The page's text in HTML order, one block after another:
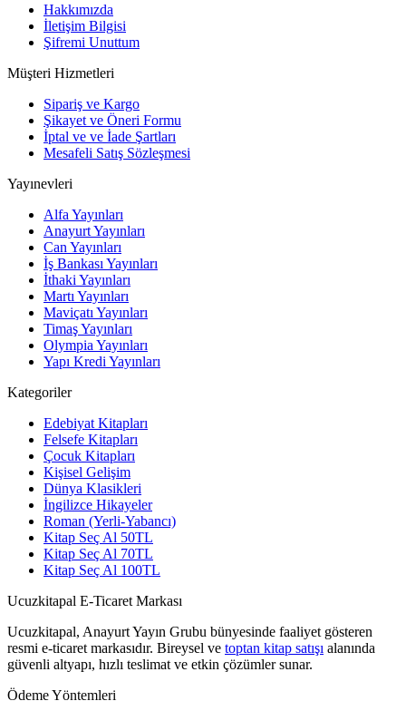
Hakkımızda
İletişim Bilgisi
Şifremi Unuttum
Müşteri Hizmetleri
Sipariş ve Kargo
Şikayet ve Öneri Formu
İptal ve ve İade Şartları
Mesafeli Satış Sözleşmesi
Yayınevleri
Alfa Yayınları
Anayurt Yayınları
Can Yayınları
İş Bankası Yayınları
İthaki Yayınları
Martı Yayınları
Maviçatı Yayınları
Timaş Yayınları
Olympia Yayınları
Yapı Kredi Yayınları
Kategoriler
Edebiyat Kitapları
Felsefe Kitapları
Çocuk Kitapları
Kişisel Gelişim
Dünya Klasikleri
İngilizce Hikayeler
Roman (Yerli-Yabancı)
Kitap Seç Al 50TL
Kitap Seç Al 70TL
Kitap Seç Al 100TL
Ucuzkitapal E-Ticaret Markası
Ucuzkitapal, Anayurt Yayın Grubu bünyesinde faaliyet gösteren
resmi e-ticaret markasıdır. Bireysel ve toptan kitap satışı alanında
güvenli altyapı, hızlı teslimat ve etkin çözümler sunar.
Ödeme Yöntemleri